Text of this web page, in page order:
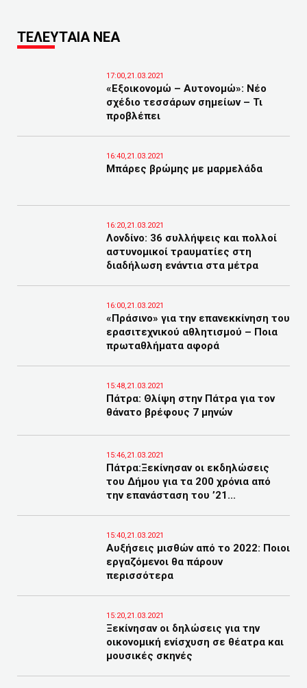
ΤΕΛΕΥΤΑΙΑ ΝΕΑ
17:00,21.03.2021
«Εξοικονομώ – Αυτονομώ»: Νέο
σχέδιο τεσσάρων σημείων – Τι
προβλέπει
16:40,21.03.2021
Μπάρες βρώμης με μαρμελάδα
16:20,21.03.2021
Λονδίνο: 36 συλλήψεις και πολλοί
αστυνομικοί τραυματίες στη
διαδήλωση ενάντια στα μέτρα
16:00,21.03.2021
«Πράσινο» για την επανεκκίνηση του
ερασιτεχνικού αθλητισμού – Ποια
πρωταθλήματα αφορά
15:48,21.03.2021
Πάτρα: Θλίψη στην Πάτρα για τον
θάνατο βρέφους 7 μηνών
15:46,21.03.2021
Πάτρα:Ξεκίνησαν οι εκδηλώσεις
του Δήμου για τα 200 χρόνια από
την επανάσταση του ’21...
15:40,21.03.2021
Αυξήσεις μισθών από το 2022: Ποιοι
εργαζόμενοι θα πάρουν
περισσότερα
15:20,21.03.2021
Ξεκίνησαν οι δηλώσεις για την
οικονομική ενίσχυση σε θέατρα και
μουσικές σκηνές